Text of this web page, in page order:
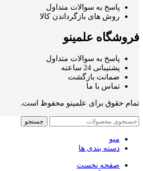
پاسخ به سوالات متداول
روش های بازگرداندن کالا
فروشگاه علمینو
پاسخ به سوالات متداول
پشتیبانی 24 ساعته
ضمانت بازگشت
تماس با ما
تمام حقوق برای علمینو محفوظ است.
جستجو
منو
دسته بندی ها
صفحه نخست